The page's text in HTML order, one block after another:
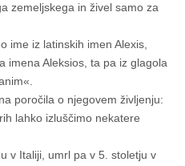
zemeljskega in živel samo za
ime iz latinskih imen Alexis,
imena Aleksios, ta pa iz glagola
poročila o njegovem življenju:
lahko izluščimo nekatere
v Italiji, umrl pa v 5. stoletju v